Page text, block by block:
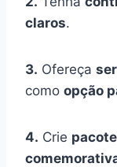
claros.
3. Ofereça
como opção
4. Crie